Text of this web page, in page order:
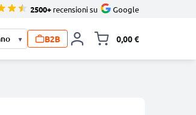
2500+ recensioni su Google
▾ B2B 0,00 €